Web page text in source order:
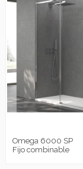
Omega 6000 SP
Fijo combinable